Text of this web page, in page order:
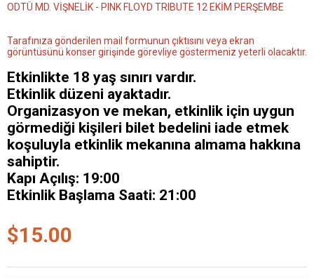
ODTÜ MD. VİŞNELİK - PINK FLOYD TRIBUTE 12 EKİM PERŞEMBE
Tarafınıza gönderilen mail formunun çıktısını veya ekran
görüntüsünü konser girişinde görevliye göstermeniz yeterli olacaktır.
Etkinlikte 18 yaş sınırı vardır.
Etkinlik düzeni ayaktadır.
Organizasyon ve mekan, etkinlik için uygun
görmediği kişileri bilet bedelini iade etmek
koşuluyla etkinlik mekanına almama hakkına
sahiptir.
Kapı Açılış: 19:00
Etkinlik Başlama Saati: 21:00
$15.00